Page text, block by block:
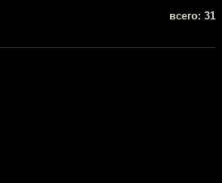
всего: 31